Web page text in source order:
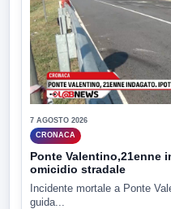
7 AGOSTO 2026
CRONACA
Ponte Valentino,21enne
omicidio stradale
Incidente mortale a Ponte
guida...